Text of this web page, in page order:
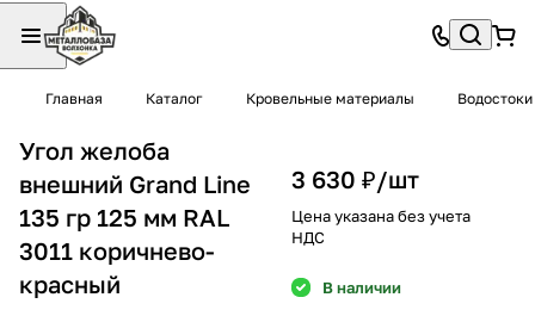
Главная Каталог Кровельные материалы Водостоки
Угол желоба
внешний Grand Line
135 гр 125 мм RAL
3011 коричнево-
красный
3 630 ₽/шт
Цена указана без учета
НДС
В наличии